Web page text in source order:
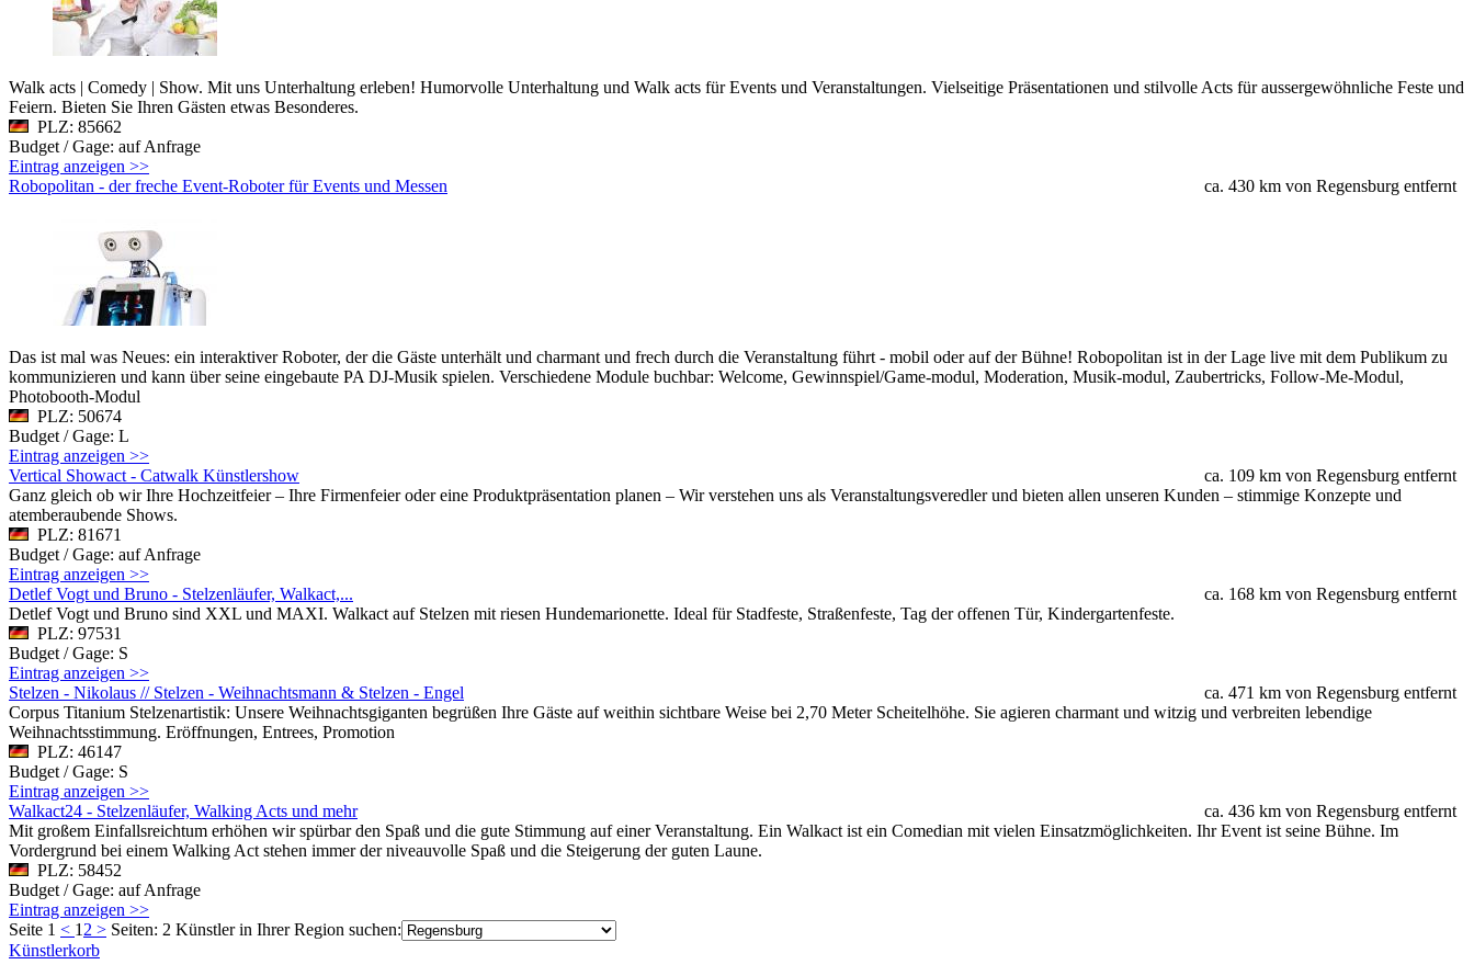
Walk acts | Comedy | Show. Mit uns Unterhaltung erleben! Humorvolle Unterhaltung und Walk acts für Events und Veranstaltungen. Vielseitige Präsentationen und stilvolle Acts für aussergewöhnliche Feste und
Feiern. Bieten Sie Ihren Gästen etwas Besonderes.
PLZ: 85662
Budget / Gage: auf Anfrage
Eintrag anzeigen >>
ca. 430 km von Regensburg entfernt
Robopolitan - der freche Event-Roboter für Events und Messen
Das ist mal was Neues: ein interaktiver Roboter, der die Gäste unterhält und charmant und frech durch die Veranstaltung führt - mobil oder auf der Bühne! Robopolitan ist in der Lage live mit dem Publikum zu
kommunizieren und kann über seine eingebaute PA DJ-Musik spielen. Verschiedene Module buchbar: Welcome, Gewinnspiel/Game-modul, Moderation, Musik-modul, Zaubertricks, Follow-Me-Modul,
Photobooth-Modul
PLZ: 50674
Budget / Gage: L
Eintrag anzeigen >>
ca. 109 km von Regensburg entfernt
Vertical Showact - Catwalk Künstlershow
Ganz gleich ob wir Ihre Hochzeitfeier – Ihre Firmenfeier oder eine Produktpräsentation planen – Wir verstehen uns als Veranstaltungsveredler und bieten allen unseren Kunden – stimmige Konzepte und
atemberaubende Shows.
PLZ: 81671
Budget / Gage: auf Anfrage
Eintrag anzeigen >>
ca. 168 km von Regensburg entfernt
Detlef Vogt und Bruno - Stelzenläufer, Walkact,...
Detlef Vogt und Bruno sind XXL und MAXI. Walkact auf Stelzen mit riesen Hundemarionette. Ideal für Stadfeste, Straßenfeste, Tag der offenen Tür, Kindergartenfeste.
PLZ: 97531
Budget / Gage: S
Eintrag anzeigen >>
ca. 471 km von Regensburg entfernt
Stelzen - Nikolaus // Stelzen - Weihnachtsmann & Stelzen - Engel
Corpus Titanium Stelzenartistik: Unsere Weihnachtsgiganten begrüßen Ihre Gäste auf weithin sichtbare Weise bei 2,70 Meter Scheitelhöhe. Sie agieren charmant und witzig und verbreiten lebendige
Weihnachtsstimmung. Eröffnungen, Entrees, Promotion
PLZ: 46147
Budget / Gage: S
Eintrag anzeigen >>
ca. 436 km von Regensburg entfernt
Walkact24 - Stelzenläufer, Walking Acts und mehr
Mit großem Einfallsreichtum erhöhen wir spürbar den Spaß und die gute Stimmung auf einer Veranstaltung. Ein Walkact ist ein Comedian mit vielen Einsatzmöglichkeiten. Ihr Event ist seine Bühne. Im
Vordergrund bei einem Walking Act stehen immer der niveauvolle Spaß und die Steigerung der guten Laune.
PLZ: 58452
Budget / Gage: auf Anfrage
Eintrag anzeigen >>
Seite 1 < 1 2 > Seiten: 2 Künstler in Ihrer Region suchen:
Künstlerkorb